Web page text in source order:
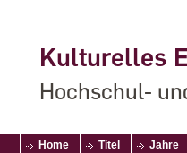
Kulturelles
Hochschul-
Home Titel Jahre